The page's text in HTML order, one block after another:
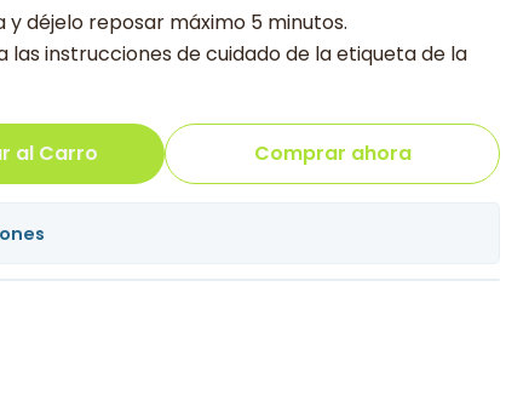
déjelo reposar máximo 5 minutos.
las instrucciones de cuidado de la etiqueta de la
al Carro Comprar ahora